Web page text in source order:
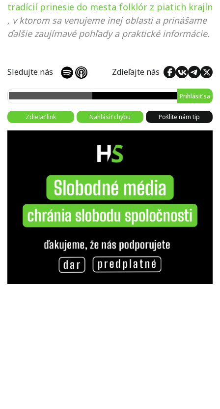
tradícií prinesie do mesta folklór z piatich krajín
, v ktorom sa venujeme inej oblasti a prinášame
ďalšie zaujímavé pohľady a praktické informácie.
Sledujte nás Zdieľajte nás
Prihlásiť sa
Zdieľať link Nahlásiť chybu Pošlite nám tip